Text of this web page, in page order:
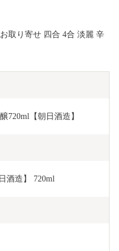
取り寄せ 四合 4合 淡麗 辛
720ml【朝日酒造】
酒造】 720ml